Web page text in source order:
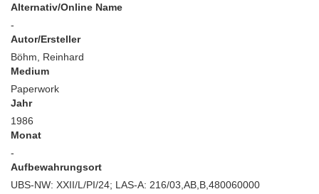
Alternativ/Online Name
-
Autor/Ersteller
Böhm, Reinhard
Medium
Paperwork
Jahr
1986
Monat
-
Aufbewahrungsort
UBS-NW: XXII/L/PI/24; LAS-A: 216/03,AB,B,480060000